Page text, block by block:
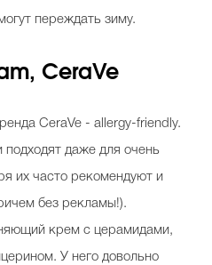
переждать зиму.
CeraVe
CeraVe - allergy-friendly.
даже для очень
их часто рекомендуют и
без рекламы!).
крем с церамидами,
У него довольно